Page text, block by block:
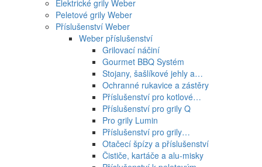
Elektrické grily Weber
Peletové grily Weber
Příslušenství Weber
Weber příslušenství
Grilovací náčiní
Gourmet BBQ Systém
Stojany, šašlíkové jehly a…
Ochranné rukavice a zástěry
Příslušenství pro kotlové…
Příslušenství pro grily Q
Pro grily Lumin
Příslušenství pro grily…
Otačecí špízy a příslušenství
Čističe, kartáče a alu-misky